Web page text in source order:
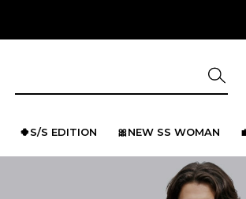
🍀S/S EDITION 🎀NEW SS WOMAN